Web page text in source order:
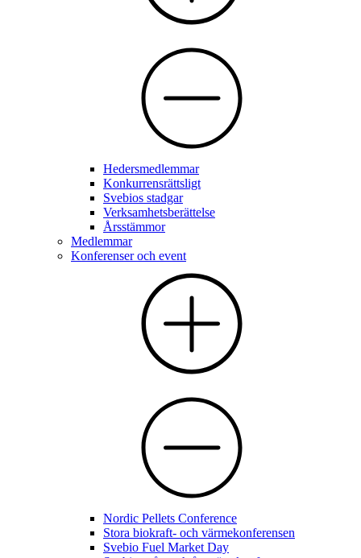
Hedersmedlemmar
Konkurrensrättsligt
Svebios stadgar
Verksamhetsberättelse
Årsstämmor
Medlemmar
Konferenser och event
Nordic Pellets Conference
Stora biokraft- och värmekonferensen
Svebio Fuel Market Day